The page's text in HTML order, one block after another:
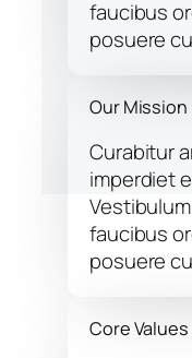
faucibus
posuere
Our Mission
Curabitur
imperdiet
faucibus
posuere
Core Values